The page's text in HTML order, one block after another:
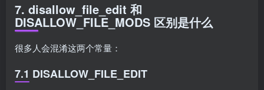
7. disallow_file_edit 和
DISALLOW_FILE_MODS 区别是什么
很多人会混淆这两个常量：
7.1 DISALLOW_FILE_EDIT